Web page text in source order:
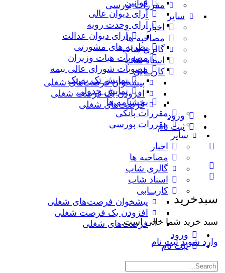
مقررات بورسی
سایر
اخبار
مصاحبه ها
گالری شاب
اسناد شاب
کاریــابی
پیشخوان فرصت‌های شغلی
افزودن یک فرصت شغلی
فرصت‌های شغلی
ورود
ثبت نام
سبدخرید
سبد خرید شما خالی است.
وارد شوید ثبت نام
قوانین
آرای دیوان عالی
آرای وحدت رویه
آرای دیوان عدالت
نظریه‌ های مشورتی
مصوبات هیات وزیران
مصوبات شورای عالی بیمه
نمایش تک به تک
نمایش جدولی
بخشنامه ها
مقررات بانکی
مقررات بورسی
سایر
اخبار
مصاحبه ها
گالری شاب
اسناد شاب
کاریــابی
پیشخوان فرصت‌های شغلی
افزودن یک فرصت شغلی
فرصت‌های شغلی
ورود
ثبت نام
جستجوی: